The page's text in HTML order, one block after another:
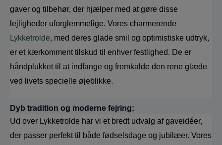
gaver og tilbehør, der hjælper med at gøre disse
Lykketrolde, med deres glade smil og optimistiske udtryk,
er et kærkomment tilskud til enhver festlighed. De er
håndplukket til at indfange og fremkalde den rene glæde
ved livets specielle øjeblikke.
Dyb tradition og moderne fejring:
Ud over Lykketrolde har vi et bredt udvalg af gaveidéer,
der passer perfekt til både fødselsdage og jubilæer. Vores